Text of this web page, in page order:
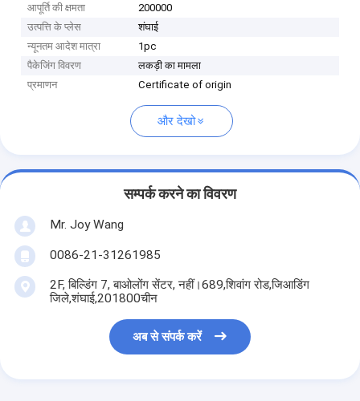
आपूर्ति की क्षमता
200000
उत्पत्ति के प्लेस
शंघाई
न्यूनतम आदेश मात्रा
1pc
पैकेजिंग विवरण
लकड़ी का मामला
प्रमाणन
Certificate of origin
और देखो
सम्पर्क करने का विवरण
Mr. Joy Wang
0086-21-31261985
2F, बिल्डिंग 7, बाओलोंग सेंटर, नहीं।689,शिवांग रोड,जिआडिंग
जिले,शंघाई,201800चीन
अब से संपर्क करें